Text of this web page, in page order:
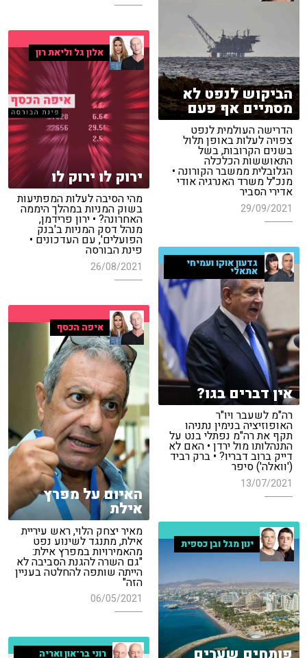
הביקוש לנפט לא
מסתיים אף פעם
הדרישה העולמית לנפט
צפויה לעלות באופן תלול
בשנים הקרובות, בשל
התאוששות הכלכלה
הגלובלית ממשבר הקורונה •
מנכ"ל משרד האנרגיה אודי
אדירי הסביר
29/09/2021
אלון גל וליאת רון
ירוק לו ירוק לו
מהי הסיבה לעלות המפתיעות
בשוק המניות במהלך היממה
האחרונה? • ירון פרידמן,
מנהל דסק המניות ב'בנק
הפועלים', עם העדכונים •
פינת הבורסה
26/08/2021 גדעון אוקו ועמיחי
אתאלי
אין דברים בגו?
רה"מ לשעבר ויו"ר
האופוזיציה בנימין נתניהו
תקף את רה"מ נפתלי בנט על
התנהלותו מול ירדן • האם לא
דייק ברוב דבריו? • ברק רביד
('וואלה') סיפר
13/07/2021
איפה הכסף
האיום על מפרץ
אילת
מאיר יצחק הלוי, ראש עיריית
אילת, מתנגד לשינוע נפט
מהאמירויות במפרץ אילת:
"גם השרה להגנת הסביבה לא
הייתה שותפה להחלטה בעניין
הזה"
06/05/2021
ינון מגל ובן כספית
רוני בר־און ואריה